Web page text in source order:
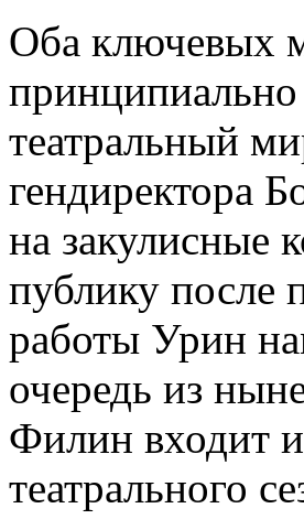
Оба ключевых
театральный
гендиректора
на закулисные
публику после
работы Урин
очередь из
Филин входит
театрального